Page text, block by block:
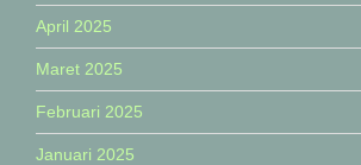
April 2025
Maret 2025
Februari 2025
Januari 2025